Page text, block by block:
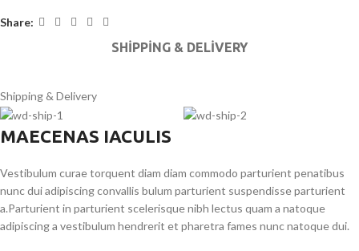
Share:
SHIPPING & DELIVERY
Shipping & Delivery
MAECENAS IACULIS
Vestibulum curae torquent diam diam commodo parturient penatibus
nunc dui adipiscing convallis bulum parturient suspendisse parturient
a.Parturient in parturient scelerisque nibh lectus quam a natoque
adipiscing a vestibulum hendrerit et pharetra fames nunc natoque dui.